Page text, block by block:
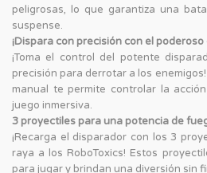
peligrosas, lo que garantiza una
suspense.
¡Dispara con precisión con el
¡Toma el control del potente
precisión para derrotar a los
manual te permite controlar la
juego inmersiva.
3 proyectiles para una potencia de
¡Recarga el disparador con los 3
raya a los RoboToxics! Estos
para jugar y brindan una diversión sin